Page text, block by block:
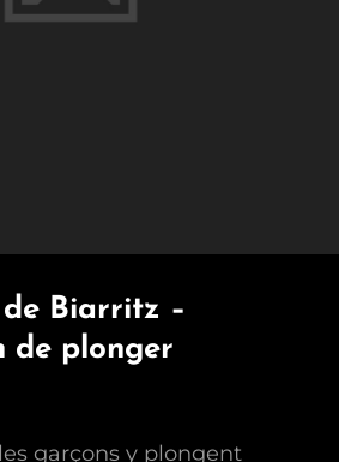
Biarritz –
de plonger
garçons y plongent